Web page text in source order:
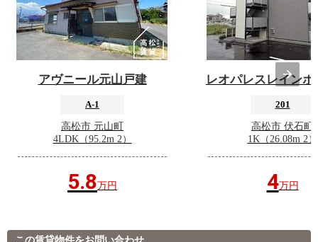
アヴニール元山戸建
A-1
高松市 元山町
4LDK（95.2m 2）
5.8万円
201
高松市 伏石町
1K（26.08m 2）
4万円